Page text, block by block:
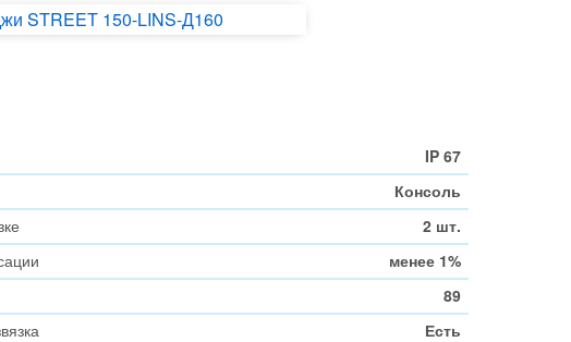
IP 67
Консоль
2 шт.
менее 1%
89
Есть